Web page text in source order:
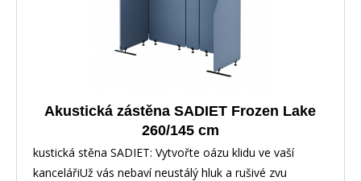
Akustická zástěna SADIET Frozen Lake
260/145 cm
kustická stěna SADIET: Vytvořte oázu klidu ve vaší
kancelářiUž vás nebaví neustálý hluk a rušivé zvu